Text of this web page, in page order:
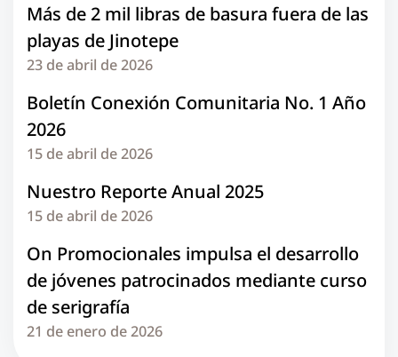
Más de 2 mil libras de basura fuera de las
playas de Jinotepe
23 de abril de 2026
Boletín Conexión Comunitaria No. 1 Año
2026
15 de abril de 2026
Nuestro Reporte Anual 2025
15 de abril de 2026
On Promocionales impulsa el desarrollo
de jóvenes patrocinados mediante curso
de serigrafía
21 de enero de 2026